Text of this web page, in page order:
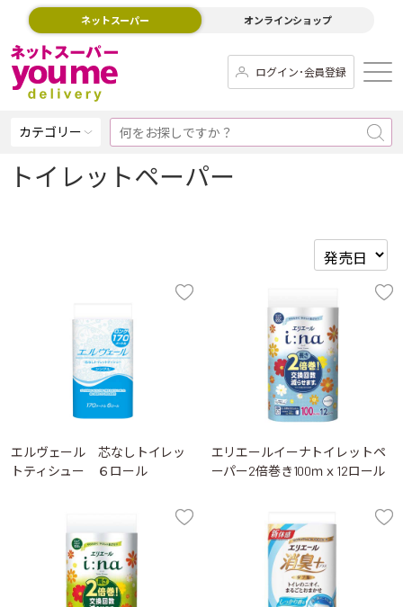
ネットスーパー オンラインショップ
ログイン･会員登録
カテゴリー
トイレットペーパー
エルヴェール 芯なしトイレッ
トティシュー ６ロール
エリエールイーナトイレットペ
ーパー2倍巻き100ｍｘ12ロール